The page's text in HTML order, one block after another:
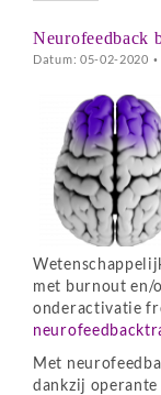
Neurofeedback
Datum: 05-02-2020 •
met burnout en/
onderactivatie
Met
dankzij